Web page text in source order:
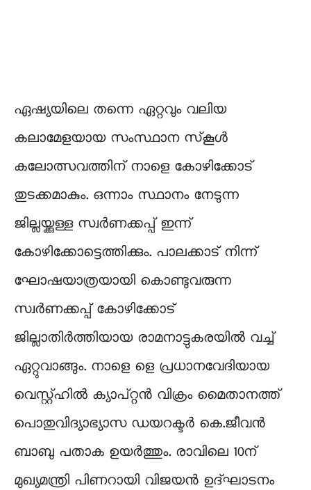
ഏഷ്യയിലെ തന്നെ ഏറ്റവും വലിയ
കലാമേളയായ സംസ്ഥാന സ്‌കൂൾ
കലോത്സവത്തിന് നാളെ കോഴിക്കോട്
തുടക്കമാകും. ഒന്നാം സ്ഥാനം നേടുന്ന
ജില്ലയ്ക്കുള്ള സ്വർണക്കപ്പ് ഇന്ന്
കോഴിക്കോട്ടെത്തിക്കും. പാലക്കാട് നിന്ന്
ഘോഷയാത്രയായി കൊണ്ടുവരുന്ന
സ്വർണക്കപ്പ് കോഴിക്കോട്
ജില്ലാതിർത്തിയായ രാമനാട്ടുകരയിൽ വച്ച്
ഏറ്റുവാങ്ങും. നാളെ ളെ പ്രധാനവേദിയായ
വെസ്റ്റ്ഹിൽ ക്യാപ്റ്റൻ വിക്രം മൈതാനത്ത്
പൊതുവിദ്യാഭ്യാസ ഡയറക്ടർ കെ.ജീവൻ
ബാബു പതാക ഉയർത്തും. രാവിലെ 10ന്
മുഖ്യമന്ത്രി പിണറായി വിജയൻ ഉദ്ഘാടനം